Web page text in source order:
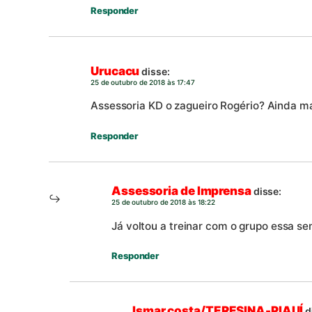
Responder
Urucacudisse:
25 de outubro de 2018 às 17:47
Assessoria KD o zagueiro Rogério? Ainda
Responder
Assessoria de Imprensadisse:
25 de outubro de 2018 às 18:22
Já voltou a treinar com o grupo essa
Responder